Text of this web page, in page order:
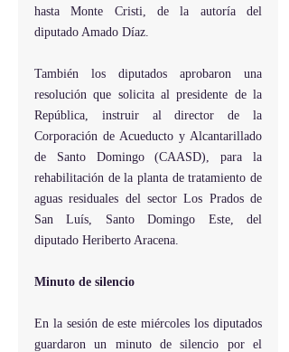
hasta Monte Cristi, de la autoría del
diputado Amado Díaz.
También los diputados aprobaron una
resolución que solicita al presidente de la
República, instruir al director de la
Corporación de Acueducto y Alcantarillado
de Santo Domingo (CAASD), para la
rehabilitación de la planta de tratamiento de
aguas residuales del sector Los Prados de
San Luís, Santo Domingo Este, del
diputado Heriberto Aracena.
Minuto de silencio
En la sesión de este miércoles los diputados
guardaron un minuto de silencio por el